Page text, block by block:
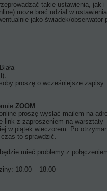
takie ustawienia,
może brać udział w
jako świadek/
proszę o wcześniejsze zapisy.
ZOOM .
proszę wysłać mailem na
link z zaproszeniem na
w piątek wieczorem. Po
to sprawdzić.
mieć problemy z
10.00 – 18.00